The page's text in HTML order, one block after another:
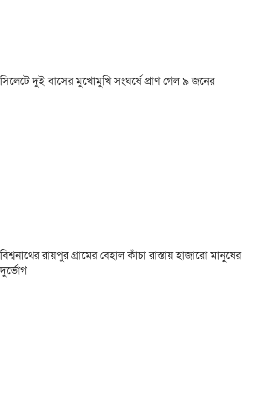
সিলেটে দুই বাসের মুখোমুখি সংঘর্ষে প্রাণ গেল ৯ জনের
বিশ্বনাথের রায়পুর গ্রামের বেহাল কাঁচা রাস্তায় হাজারো মানুষের
দুর্ভোগ